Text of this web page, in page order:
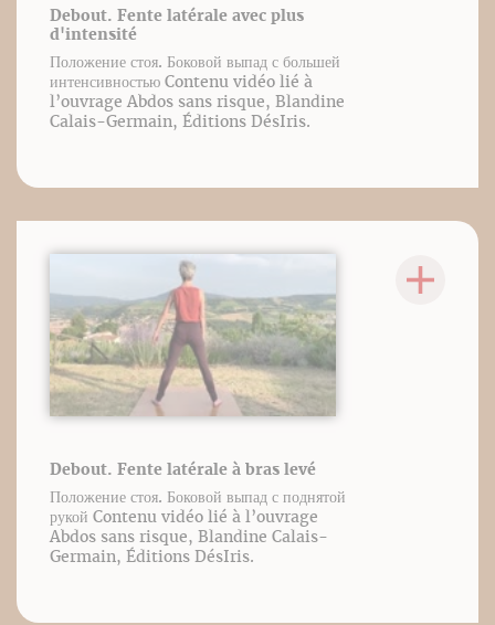
Debout. Fente latérale avec plus
d'intensité
Положение стоя. Боковой выпад с большей
интенсивностью Contenu vidéo lié à
l’ouvrage Abdos sans risque, Blandine
Calais-Germain, Éditions DésIris.
Debout. Fente latérale à bras levé
Положение стоя. Боковой выпад с поднятой
рукой Contenu vidéo lié à l’ouvrage
Abdos sans risque, Blandine Calais-
Germain, Éditions DésIris.